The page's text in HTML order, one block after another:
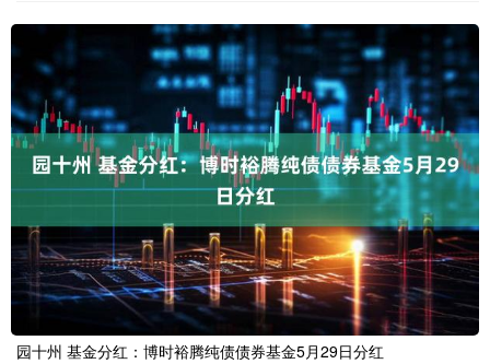
园十州 基金分红：博时裕腾纯债债券基金5月29日分红